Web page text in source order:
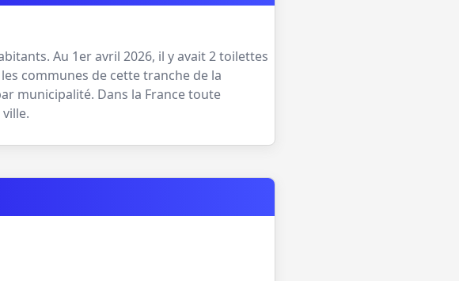
Au 1er avril 2026, il y avait2toilettes
communes de cette tranche de la
municipalité. Dans la France toute